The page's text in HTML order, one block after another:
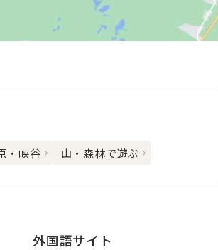
・峡谷 山・森林で遊ぶ
外国語サイト